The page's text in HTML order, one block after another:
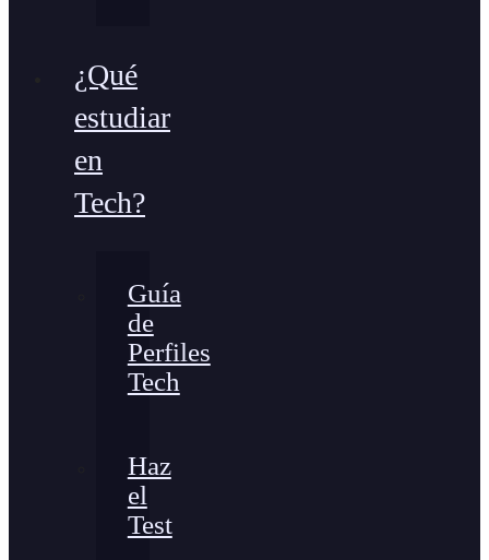
¿Qué
estudiar
en
Tech?
Guía
de
Perfiles
Tech
Haz
el
Test